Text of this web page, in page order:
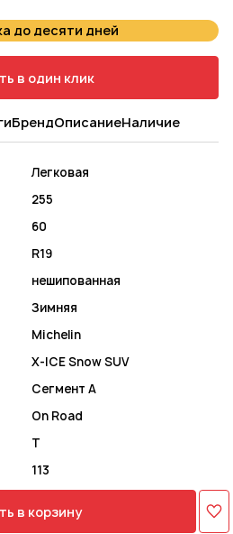
до десяти дней
в один клик
БрендОписаниеНаличие
Легковая
255
60
R19
нешипованная
Зимняя
Michelin
X-ICE Snow SUV
Сегмент A
On Road
T
113
в корзину